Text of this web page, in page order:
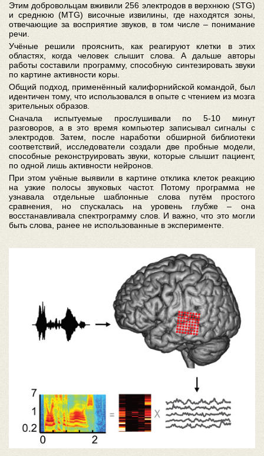
Этим добровольцам вживили 256 электродов в верхнюю (STG)
и среднюю (MTG) височные извилины, где находятся зоны,
отвечающие за восприятие звуков, в том числе – понимание
речи.
Учёные решили прояснить, как реагируют клетки в этих
областях, когда человек слышит слова. А дальше авторы
работы составили программу, способную синтезировать звуки
по картине активности коры.
Общий подход, применённый калифорнийской командой, был
идентичен тому, что использовался в опыте с чтением из мозга
зрительных образов.
Сначала испытуемые прослушивали по 5-10 минут
разговоров, а в это время компьютер записывал сигналы с
электродов. Затем, после наработки обширной библиотеки
соответствий, исследователи создали две пробные модели,
способные реконструировать звуки, которые слышит пациент,
по одной лишь активности нейронов.
При этом учёные выявили в картине отклика клеток реакцию
на узкие полосы звуковых частот. Потому программа не
узнавала отдельные шаблонные слова путём простого
сравнения, но спускалась на уровень глубже – она
восстанавливала спектрограмму слов. И важно, что это могли
быть слова, ранее не использованные в эксперименте.